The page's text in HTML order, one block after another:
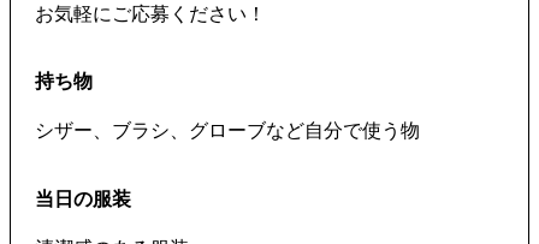
お気軽にご応募ください！
持ち物
シザー、ブラシ、グローブなど自分で使う物
当日の服装